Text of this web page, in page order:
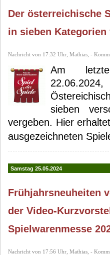
Der österreichische
in sieben Kategorien
Nachricht von 17:32 Uhr, Mathias, -
Am
sieben
vergeben. Hier
ausgezeichneten
Samstag 25.05.2024
Frühjahrsneuheiten
der Video-
Spielwarenmesse
Nachricht von 17:56 Uhr, Mathias, -